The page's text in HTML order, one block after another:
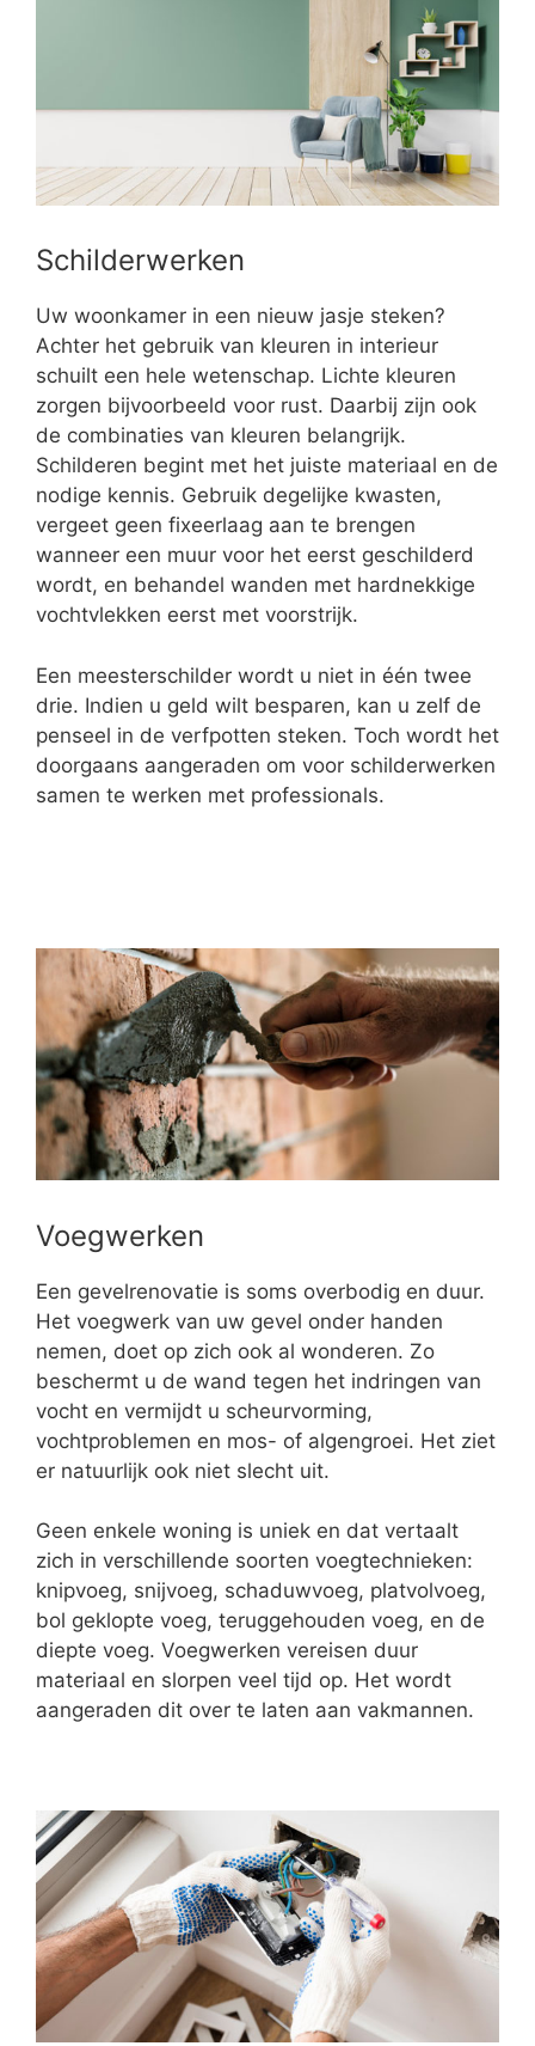
Schilderwerken
Uw woonkamer in een nieuw jasje steken?
Achter het gebruik van kleuren in interieur
schuilt een hele wetenschap. Lichte kleuren
zorgen bijvoorbeeld voor rust. Daarbij zijn ook
de combinaties van kleuren belangrijk.
Schilderen begint met het juiste materiaal en de
nodige kennis. Gebruik degelijke kwasten,
vergeet geen fixeerlaag aan te brengen
wanneer een muur voor het eerst geschilderd
wordt, en behandel wanden met hardnekkige
vochtvlekken eerst met voorstrijk.
Een meesterschilder wordt u niet in één twee
drie. Indien u geld wilt besparen, kan u zelf de
penseel in de verfpotten steken. Toch wordt het
doorgaans aangeraden om voor schilderwerken
samen te werken met professionals.
Voegwerken
Een gevelrenovatie is soms overbodig en duur.
Het voegwerk van uw gevel onder handen
nemen, doet op zich ook al wonderen. Zo
beschermt u de wand tegen het indringen van
vocht en vermijdt u scheurvorming,
vochtproblemen en mos- of algengroei. Het ziet
er natuurlijk ook niet slecht uit.
Geen enkele woning is uniek en dat vertaalt
zich in verschillende soorten voegtechnieken:
knipvoeg, snijvoeg, schaduwvoeg, platvolvoeg,
bol geklopte voeg, teruggehouden voeg, en de
diepte voeg. Voegwerken vereisen duur
materiaal en slorpen veel tijd op. Het wordt
aangeraden dit over te laten aan vakmannen.